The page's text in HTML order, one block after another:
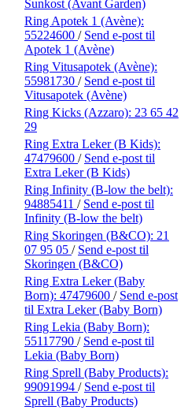
Sunkost (Avant Garden)
Ring Apotek 1 (Avène):
55224600 / Send e-post til
Apotek 1 (Avène)
Ring Vitusapotek (Avène):
55981730 / Send e-post til
Vitusapotek (Avène)
Ring Kicks (Azzaro): 23 65 42
29
Ring Extra Leker (B Kids):
47479600 / Send e-post til
Extra Leker (B Kids)
Ring Infinity (B-low the belt):
94885411 / Send e-post til
Infinity (B-low the belt)
Ring Skoringen (B&CO): 21
07 95 05 / Send e-post til
Skoringen (B&CO)
Ring Extra Leker (Baby
Born): 47479600 / Send e-post
til Extra Leker (Baby Born)
Ring Lekia (Baby Born):
55117790 / Send e-post til
Lekia (Baby Born)
Ring Sprell (Baby Products):
99091994 / Send e-post til
Sprell (Baby Products)